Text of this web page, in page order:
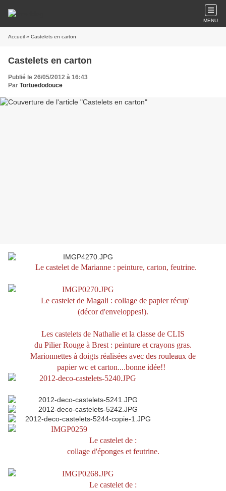
MENU
Accueil » Castelets en carton
Castelets en carton
Publié le 26/05/2012 à 16:43
Par Tortuedodouce
Le castelet de Marianne : peinture, carton, feutrine.
Le castelet de Magali : collage de papier récup'
(décor d'enveloppes!).
Les castelets de Nathalie et la classe de CLIS
du Pilier Rouge à Brest : peinture et crayons gras.
Marionnettes à doigts réalisées avec des rouleaux de
papier wc et carton....bonne idée!!
Le castelet de :
collage d'éponges et feutrine.
Le castelet de :